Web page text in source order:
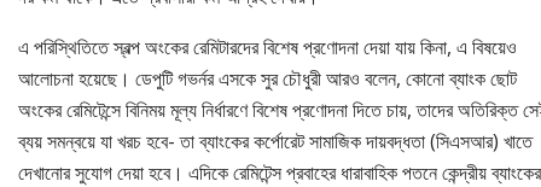
এ পরিস্থিতিতে স্বল্প অংকের রেমিটারদের বিশেষ প্রণোদনা দেয়া যায় কিনা, এ বিষয়েও
আলোচনা হয়েছে। ডেপুটি গভর্নর এসকে সুর চৌধুরী আরও বলেন, কোনো ব্যাংক ছোট
অংকের রেমিটেন্সে বিনিময় মূল্য নির্ধারণে বিশেষ প্রণোদনা দিতে চায়, তাদের অতিরিক্ত
ব্যয় সমন্বয়ে যা খরচ হবে- তা ব্যাংকের কর্পোরেট সামাজিক দায়বদ্ধতা (সিএসআর) খাতে
দেখানোর সুযোগ দেয়া হবে। এদিকে রেমিটেন্স প্রবাহের ধারাবাহিক পতনে কেন্দ্রীয় ব্যাংকের